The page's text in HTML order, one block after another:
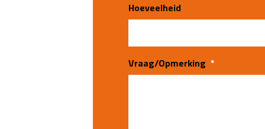
Hoeveelheid
Vraag/Opmerking *